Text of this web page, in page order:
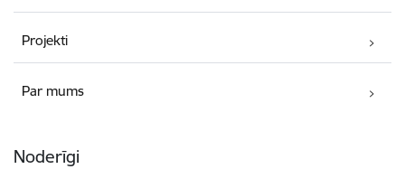
Projekti
Par mums
Noderīgi